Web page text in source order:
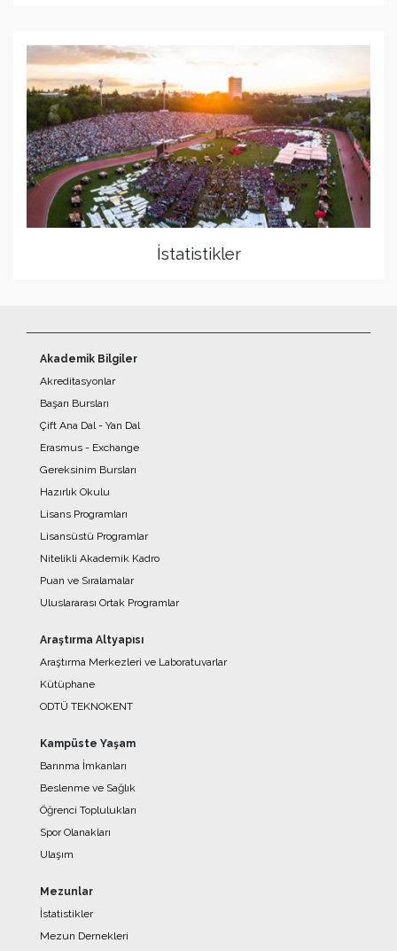
İstatistikler
Akademik Bilgiler
Akreditasyonlar
Başarı Bursları
Çift Ana Dal - Yan Dal
Erasmus - Exchange
Gereksinim Bursları
Hazırlık Okulu
Lisans Programları
Lisansüstü Programlar
Nitelikli Akademik Kadro
Puan ve Sıralamalar
Uluslararası Ortak Programlar
Araştırma Altyapısı
Araştırma Merkezleri ve Laboratuvarlar
Kütüphane
ODTÜ TEKNOKENT
Kampüste Yaşam
Barınma İmkanları
Beslenme ve Sağlık
Öğrenci Toplulukları
Spor Olanakları
Ulaşım
Mezunlar
İstatistikler
Mezun Dernekleri